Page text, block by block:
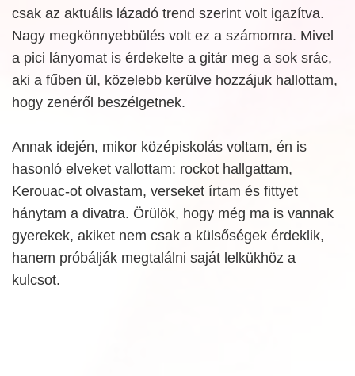
csak az aktuális lázadó trend szerint volt igazítva.
Nagy megkönnyebbülés volt ez a számomra. Mivel
a pici lányomat is érdekelte a gitár meg a sok srác,
aki a fűben ül, közelebb kerülve hozzájuk hallottam,
hogy zenéről beszélgetnek.
Annak idején, mikor középiskolás voltam, én is
hasonló elveket vallottam: rockot hallgattam,
Kerouac-ot olvastam, verseket írtam és fittyet
hánytam a divatra. Örülök, hogy még ma is vannak
gyerekek, akiket nem csak a külsőségek érdeklik,
hanem próbálják megtalálni saját lelkükhöz a
kulcsot.